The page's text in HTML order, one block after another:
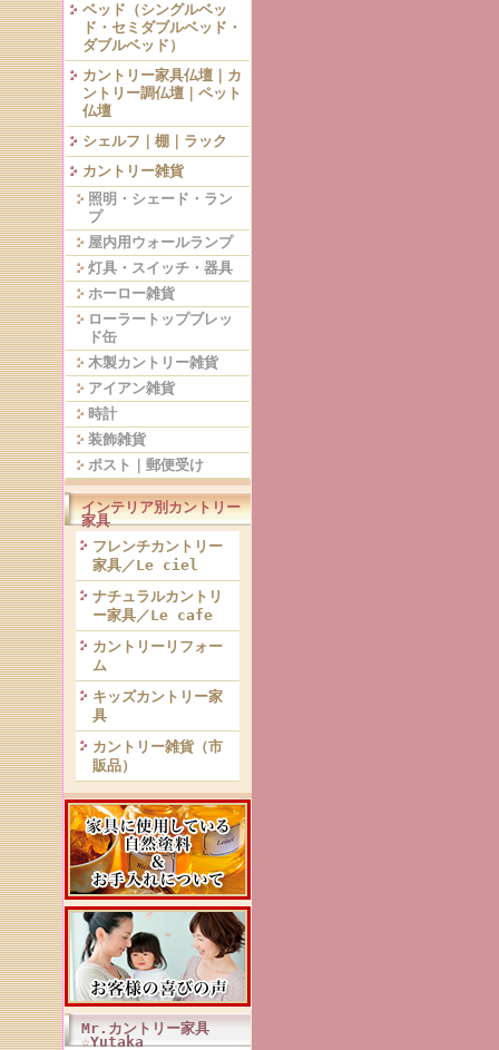
ベッド（シングルベッ
ド・セミダブルベッド・
ダブルベッド）
カントリー家具仏壇｜カ
ントリー調仏壇｜ペット
仏壇
シェルフ｜棚｜ラック
カントリー雑貨
照明・シェード・ラン
プ
屋内用ウォールランプ
灯具・スイッチ・器具
ホーロー雑貨
ローラートップブレッ
ド缶
木製カントリー雑貨
アイアン雑貨
時計
装飾雑貨
ポスト｜郵便受け
インテリア別カントリー
家具
フレンチカントリー
家具／Le ciel
ナチュラルカントリ
ー家具／Le cafe
カントリーリフォー
ム
キッズカントリー家
具
カントリー雑貨（市
販品）
Mr.カントリー家具
☆Yutaka